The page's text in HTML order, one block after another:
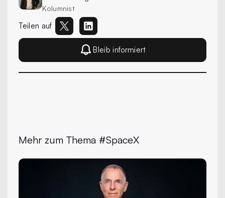
Kolumnist
Teilen auf
Bleib informiert
Mehr zum Thema #SpaceX